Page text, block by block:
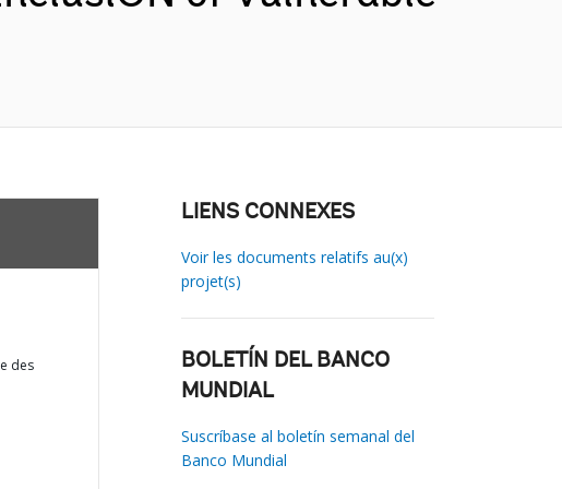
des
LIENS CONNEXES
Voir les documents relatifs au(x)
projet(s)
BOLETÍN DEL BANCO
MUNDIAL
Suscríbase al boletín semanal del
Banco Mundial